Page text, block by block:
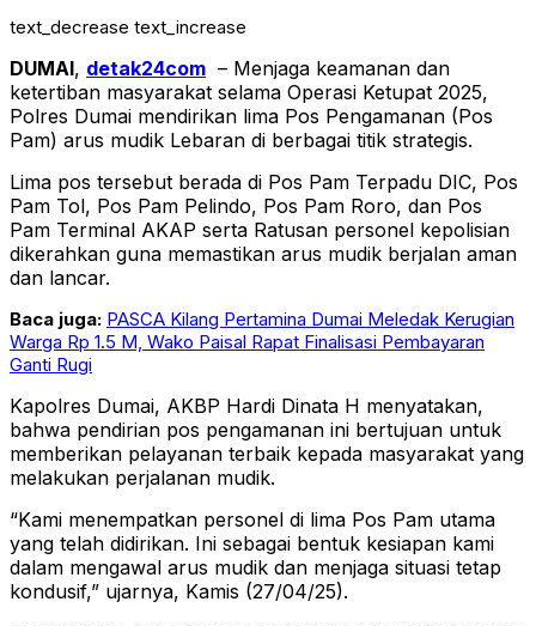
text_decrease text_increase
DUMAI, detak24com – Menjaga keamanan dan
ketertiban masyarakat selama Operasi Ketupat 2025,
Polres Dumai mendirikan lima Pos Pengamanan (Pos
Pam) arus mudik Lebaran di berbagai titik strategis.
Lima pos tersebut berada di Pos Pam Terpadu DIC, Pos
Pam Tol, Pos Pam Pelindo, Pos Pam Roro, dan Pos
Pam Terminal AKAP serta Ratusan personel kepolisian
dikerahkan guna memastikan arus mudik berjalan aman
dan lancar.
Baca juga: PASCA Kilang Pertamina Dumai Meledak Kerugian
Warga Rp 1.5 M, Wako Paisal Rapat Finalisasi Pembayaran
Ganti Rugi
Kapolres Dumai, AKBP Hardi Dinata H menyatakan,
bahwa pendirian pos pengamanan ini bertujuan untuk
memberikan pelayanan terbaik kepada masyarakat yang
melakukan perjalanan mudik.
“Kami menempatkan personel di lima Pos Pam utama
yang telah didirikan. Ini sebagai bentuk kesiapan kami
dalam mengawal arus mudik dan menjaga situasi tetap
kondusif,” ujarnya, Kamis (27/04/25).